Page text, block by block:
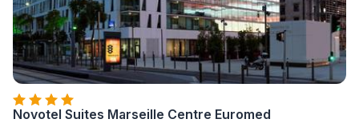
Novotel Suites Marseille Centre Euromed